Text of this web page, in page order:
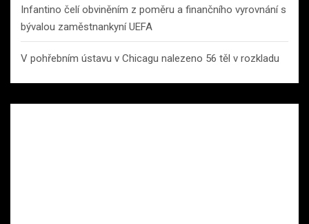
Infantino čelí obviněním z poměru a finančního vyrovnání s
bývalou zaměstnankyní UEFA
V pohřebním ústavu v Chicagu nalezeno 56 těl v rozkladu